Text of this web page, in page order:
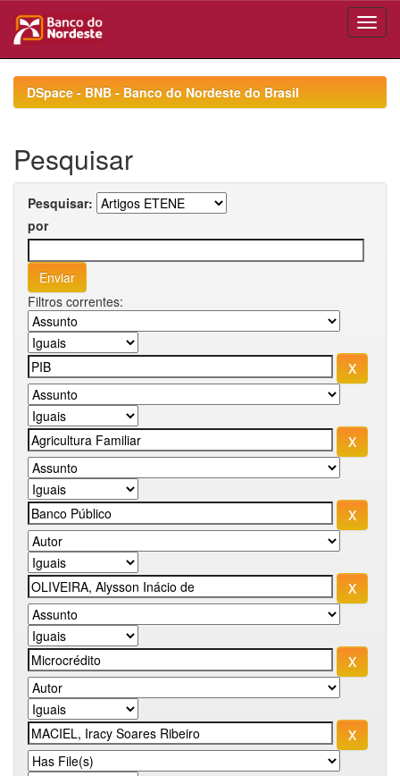
navigationDSpace - BNB - Banco do Nordeste do Brasil
Pesquisar
Pesquisar:
por
Filtros correntes: